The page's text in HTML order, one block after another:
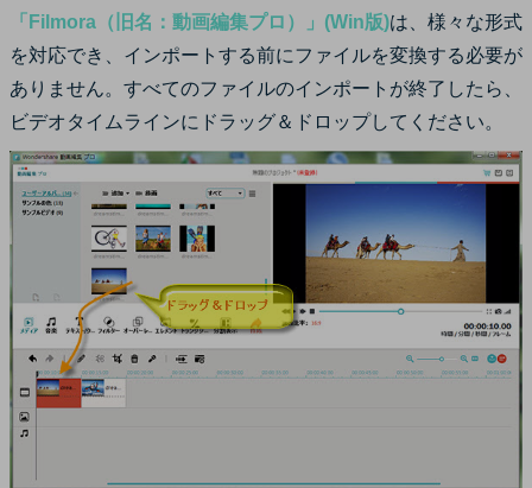
「Filmora（旧名：動画編集プロ）」(Win版)は、様々な形式
を対応でき、インポートする前にファイルを変換する必要が
ありません。すべてのファイルのインポートが終了したら、
ビデオタイムラインにドラッグ＆ドロップしてください。